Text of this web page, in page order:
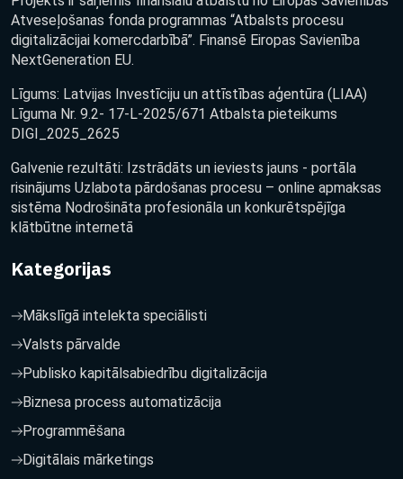
Atveseļošanas fonda programmas “Atbalsts procesu
digitalizācijai komercdarbībā”. Finansē Eiropas Savienība
NextGeneration EU.
Līgums: Latvijas Investīciju un attīstības aģentūra (LIAA)
Līguma Nr. 9.2- 17-L-2025/671 Atbalsta pieteikums
DIGI_2025_2625
Galvenie rezultāti: Izstrādāts un ieviests jauns - portāla
risinājums Uzlabota pārdošanas procesu – online apmaksas
sistēma Nodrošināta profesionāla un konkurētspējīga
klātbūtne internetā
Kategorijas
Mākslīgā intelekta speciālisti
Valsts pārvalde
Publisko kapitālsabiedrību digitalizācija
Biznesa process automatizācija
Programmēšana
Digitālais mārketings